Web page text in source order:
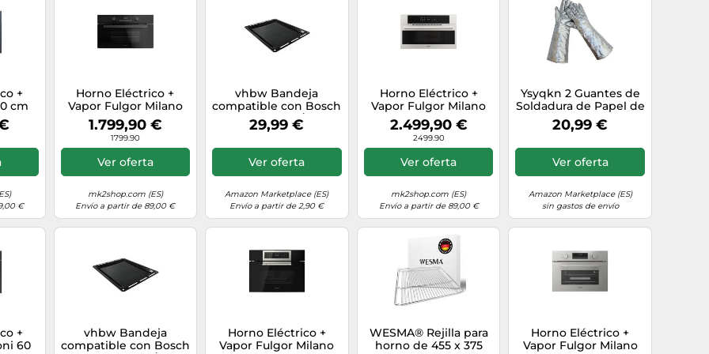
+
cm
€
Horno Eléctrico +
Vapor Fulgor Milano
75 cm Urbantech
FUSO 7505 MT GBK
Black Glass
1.799,90 €
1799.90
Ver oferta
mk2shop.com (ES)
Envío a partir de 89,00 €
vhbw Bandeja
compatible con Bosch
HBG635BS1/35,
HBG675BB1/05,
- 45,5 x 36,1 x 2 cm,
antiadherente,
29,99 €
Ver oferta
Amazon Marketplace (ES)
Envío a partir de 2,90 €
Horno Eléctrico +
Vapor Fulgor Milano
75 cm Plano At Large
FCSO 310 TEM X
Stainless Steel
2.499,90 €
2499.90
Ver oferta
mk2shop.com (ES)
Envío a partir de 89,00 €
Ysyqkn 2 Guantes de
Soldadura de Papel de
Aluminio, Resistentes
a Quemaduras, Al Y
Térmico para Hornos,
45 Cm 250 a 500
20,99 €
Ver oferta
Amazon Marketplace (ES)
sin gastos de envío
+
60
vhbw Bandeja
compatible con Bosch
Horno Eléctrico +
Vapor Fulgor Milano
WESMA® Rejilla para
horno de 455 x 375
Horno Eléctrico +
Vapor Fulgor Milano